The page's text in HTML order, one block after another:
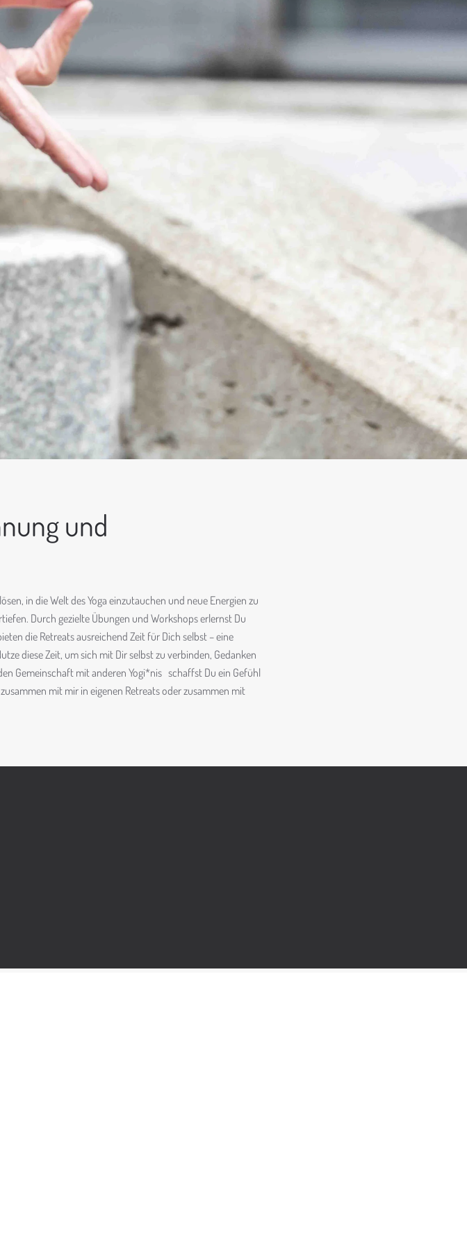
und
in die Welt des Yoga einzutauchen und neue Energien zu
Durch gezielte Übungen und Workshops erlernst Du
die Retreats ausreichend Zeit für Dich selbst – eine
diese Zeit, um sich mit Dir selbst zu verbinden, Gedanken
Gemeinschaft mit anderen Yogi*nis schaffst Du ein Gefühl
mit mir in eigenen Retreats oder zusammen mit